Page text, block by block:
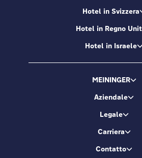
Hotel in Svizzera
Hotel in Regno
Hotel in Israele
MEININGER
Aziendale
Legale
Carriera
Contatto